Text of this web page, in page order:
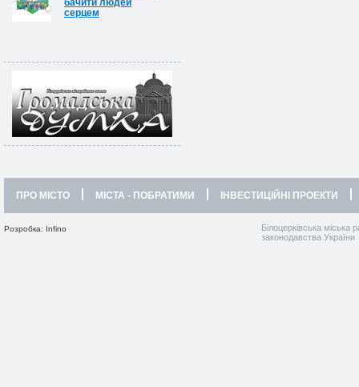
бачити людей
серцем
ПРО МІСТО МІСТА - ПОБРАТИМИ ІНВЕСТИЦІЙНІ ПРОЕКТИ
Розробка: Infino
Білоцерківська міська
законодавства України